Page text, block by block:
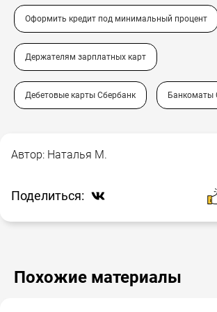
Оформить кредит под минимальный процент
Держателям зарплатных карт
Дебетовые карты Сбербанк Банкоматы
Автор: Наталья М.
Поделиться:
Похожие материалы